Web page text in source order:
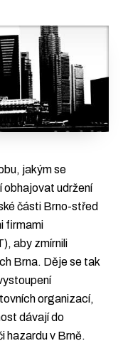
jakým se
obhajovat udržení
části Brno-střed
firmami
aby zmírnili
Brna. Děje se tak
organizací,
dávají do
hazardu v Brně.